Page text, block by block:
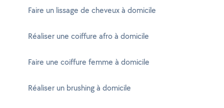
Faire un lissage de cheveux à domicile
Réaliser une coiffure afro à domicile
Faire une coiffure femme à domicile
Réaliser un brushing à domicile